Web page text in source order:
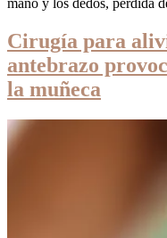
Cirugía para
antebrazo
la muñeca